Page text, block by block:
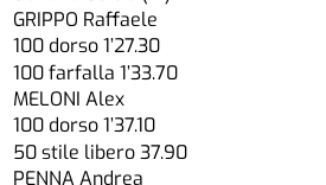
GRIPPO Raffaele
100 dorso 1’27.30
100 farfalla 1’33.70
MELONI Alex
100 dorso 1’37.10
50 stile libero 37.90
PENNA Andrea